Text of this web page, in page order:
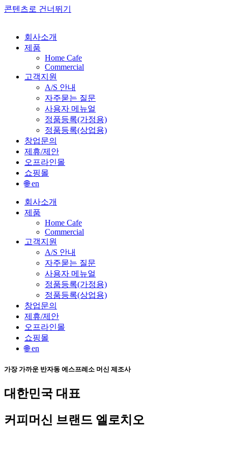
콘텐츠로 건너뛰기
회사소개
제품
Home Cafe
Commercial
고객지원
A/S 안내
자주묻는 질문
사용자 메뉴얼
정품등록(가정용)
정품등록(상업용)
창업문의
제휴/제안
오프라인몰
쇼핑몰
🌐 en
회사소개
제품
Home Cafe
Commercial
고객지원
A/S 안내
자주묻는 질문
사용자 메뉴얼
정품등록(가정용)
정품등록(상업용)
창업문의
제휴/제안
오프라인몰
쇼핑몰
🌐 en
가장 가까운 반자동 에스프레소 머신 제조사
대한민국 대표
커피머신 브랜드 엘로치오